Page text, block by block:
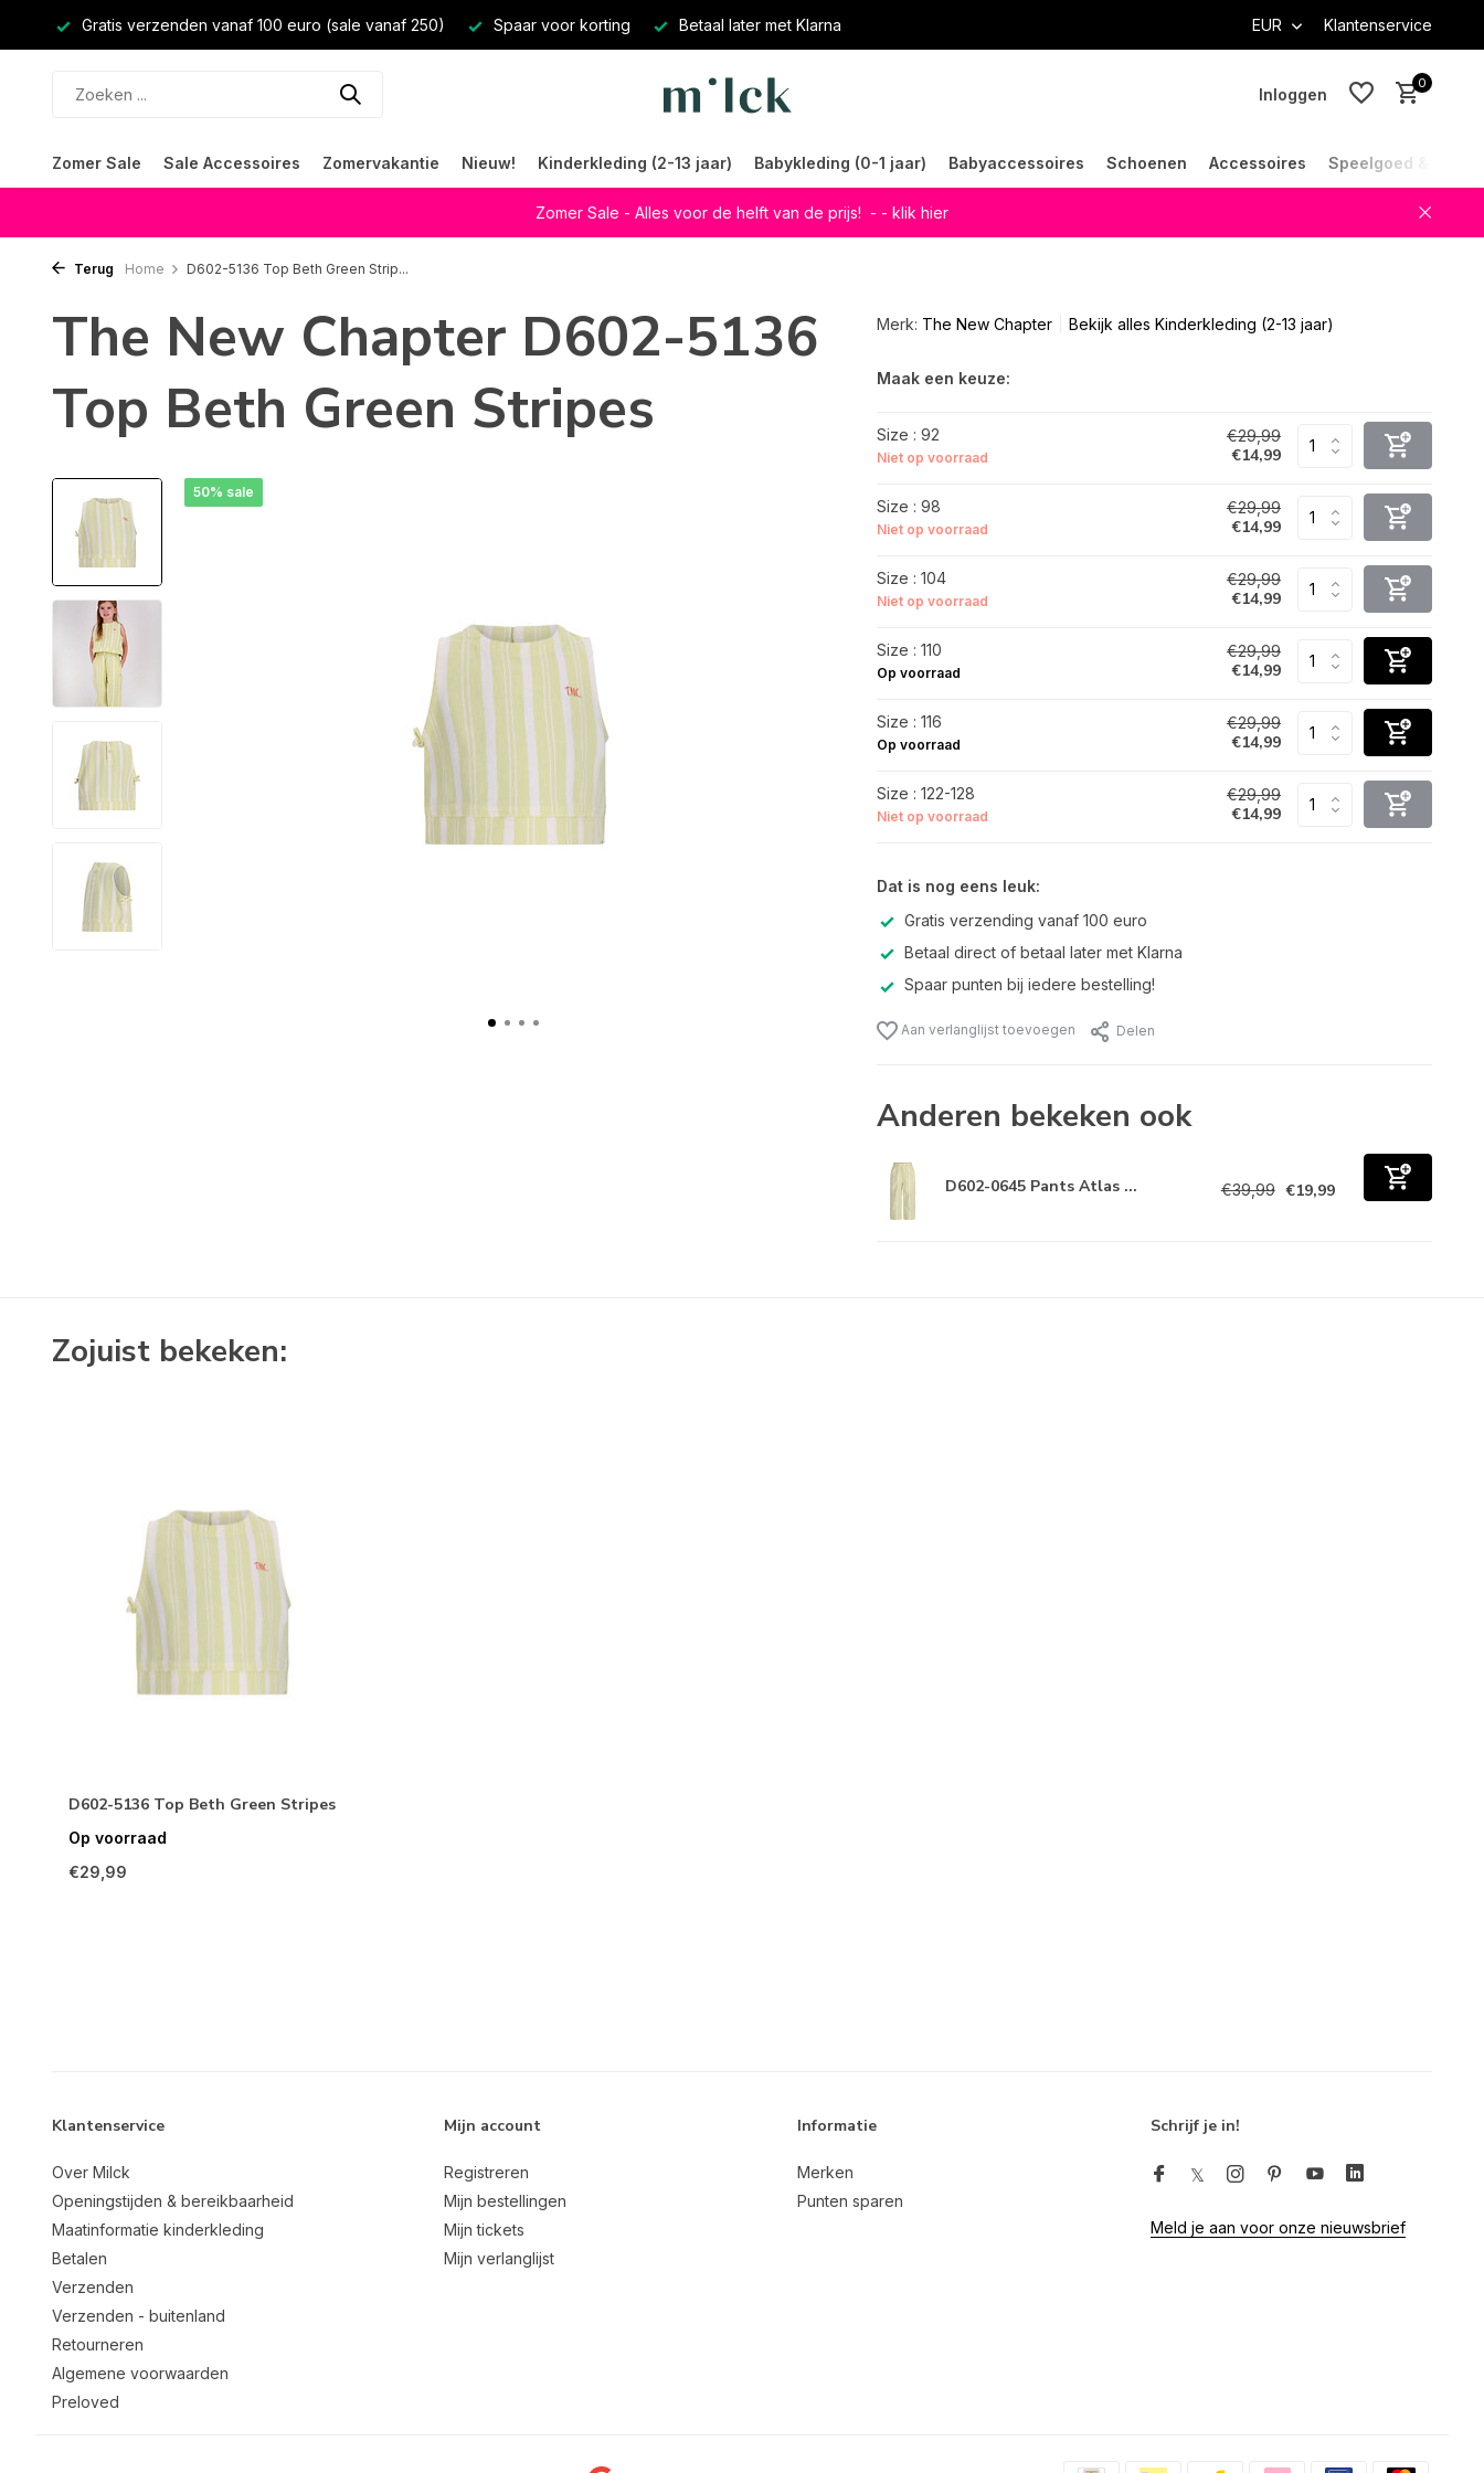
Gratis verzenden vanaf 100 euro (sale vanaf 250) Spaar voor korting Betaal later met Klarna EUR Klantenservice
Inloggen
0
Zomer Sale Sale Accessoires Zomervakantie Nieuw! Kinderkleding (2-13 jaar) Babykleding (0-1 jaar) Babyaccessoires Schoenen Accessoires Speelgoed &
Zomer Sale - Alles voor de helft van de prijs! - - klik hier
Terug Home D602-5136 Top Beth Green Strip...
The New Chapter D602-5136
Top Beth Green Stripes
50% sale
Merk: The New Chapter Bekijk alles Kinderkleding (2-13 jaar)
Maak een keuze:
Size : 92
Niet op voorraad
€29,99
€14,99
Size : 98
Niet op voorraad
€29,99
€14,99
Size : 104
Niet op voorraad
€29,99
€14,99
Size : 110
Op voorraad
€29,99
€14,99
Size : 116
Op voorraad
€29,99
€14,99
Size : 122-128
Niet op voorraad
€29,99
€14,99
Dat is nog eens leuk:
Gratis verzending vanaf 100 euro
Betaal direct of betaal later met Klarna
Spaar punten bij iedere bestelling!
Aan verlanglijst toevoegen Delen
Anderen bekeken ook
D602-0645 Pants Atlas ... €39,99 €19,99
Zojuist bekeken:
D602-5136 Top Beth Green Stripes
Op voorraad
€29,99
Klantenservice
Over Milck
Openingstijden & bereikbaarheid
Maatinformatie kinderkleding
Betalen
Verzenden
Verzenden - buitenland
Retourneren
Algemene voorwaarden
Preloved
Mijn account
Registreren
Mijn bestellingen
Mijn tickets
Mijn verlanglijst
Informatie
Merken
Punten sparen
Schrijf je in!
Meld je aan voor onze nieuwsbrief